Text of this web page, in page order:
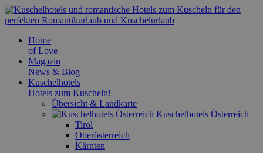
Home
of Love
Magazin
News & Blog
Kuschelhotels
Hotels zum Kuscheln!
Übersicht & Landkarte
Kuschelhotels Österreich
Tirol
Oberösterreich
Kärnten